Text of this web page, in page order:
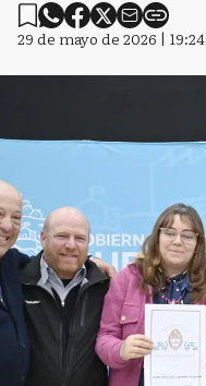
29 de mayo de 2026 | 19:24